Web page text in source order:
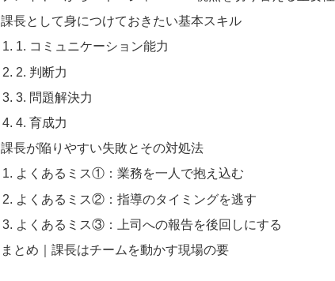
課長として身につけておきたい基本スキル
1. コミュニケーション能力
2. 判断力
3. 問題解決力
4. 育成力
課長が陥りやすい失敗とその対処法
よくあるミス①：業務を一人で抱え込む
よくあるミス②：指導のタイミングを逃す
よくあるミス③：上司への報告を後回しにする
まとめ｜課長はチームを動かす現場の要